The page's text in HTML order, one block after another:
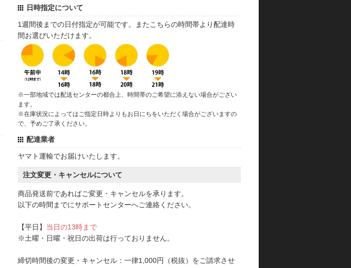
日時指定について
1週間後までの日付指定が可能です。またこちらの時間帯より配達時
間お選びいただけます。
※一部地域では配送センターの都合上、時間帯のご希望に添えない場合がござい
ます。
※在庫状況によってはご指定日時よりもお日にちをいただく場合がございますの
で、予めご了承ください。
配達業者
ヤマト運輸でお届けいたします。
注文変更・キャンセルについて
商品発送前であればご変更・キャンセルを承ります。
以下の時間までにサポートセンターへご連絡ください。
【平日】 当日の13時まで
※土曜・日曜・祝日の出荷は行っておりません。
締切時間後の変更・キャンセル：一律1,000円（税抜）をご請求させ